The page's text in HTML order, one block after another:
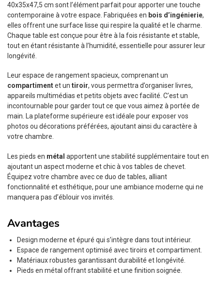
40x35x47,5 cm sont l’élément parfait pour apporter une touche
contemporaine à votre espace. Fabriquées en bois d’ingénierie,
elles offrent une surface lisse qui respire la qualité et le charme.
Chaque table est conçue pour être à la fois résistante et stable,
tout en étant résistante à l’humidité, essentielle pour assurer leur
longévité.
Leur espace de rangement spacieux, comprenant un
compartimentet un tiroir, vous permettra d’organiser livres,
appareils multimédias et petits objets avec facilité. C’est un
incontournable pour garder tout ce que vous aimez à portée de
main. La plateforme supérieure est idéale pour exposer vos
photos ou décorations préférées, ajoutant ainsi du caractère à
votre chambre.
Les pieds en métal apportent une stabilité supplémentaire tout en
ajoutant un aspect moderne et chic à vos tables de chevet.
Équipez votre chambre avec ce duo de tables, alliant
fonctionnalité et esthétique, pour une ambiance moderne qui ne
manquera pas d’éblouir vos invités.
Avantages
Design moderne et épuré qui s’intègre dans tout intérieur.
Espace de rangement optimisé avec tiroirs et compartiment.
Matériaux robustes garantissant durabilité et longévité.
Pieds en métal offrant stabilité et une finition soignée.